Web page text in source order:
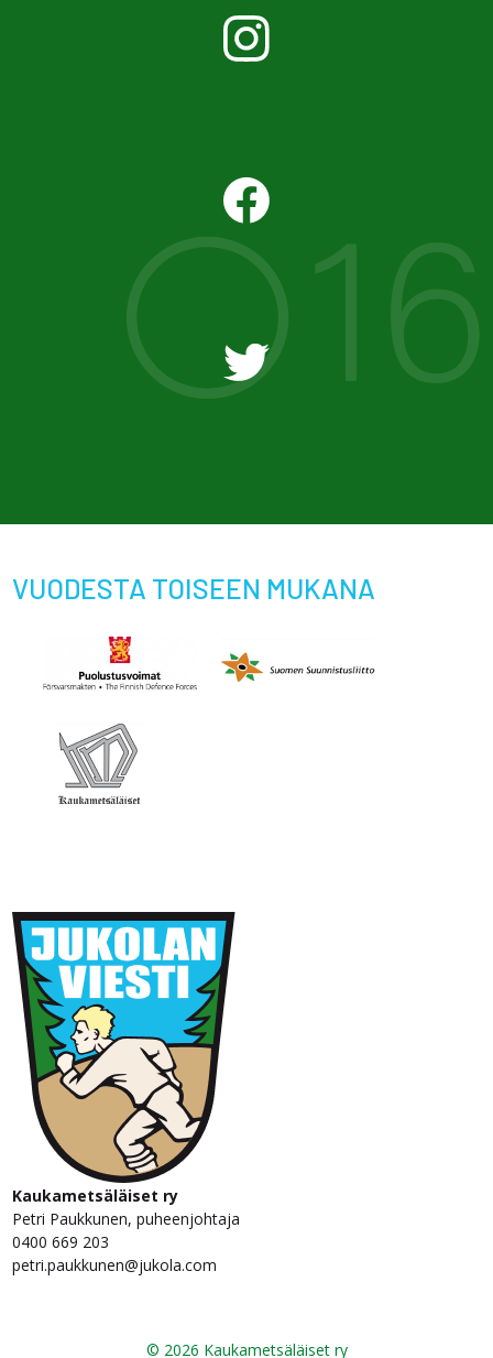
VUODESTA TOISEEN MUKANA
Kaukametsäläiset ry
Petri Paukkunen, puheenjohtaja
0400 669 203
petri.paukkunen@jukola.com
© 2026 Kaukametsäläiset ry